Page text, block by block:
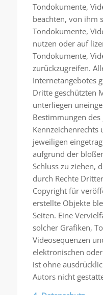
Tondokumente,
beachten, von ihm
Tondokumente,
nutzen oder auf
Tondokumente,
zurückzugreifen.
Internetangebotes
Dritte geschützten
unterliegen
Bestimmungen
Kennzeichenrechts
jeweiligen
aufgrund der
Schluss zu ziehen,
durch Rechte
Copyright für
erstellte Objekte
Seiten. Eine
solcher Grafiken,
Videosequenzen
elektronischen
ist ohne
Autors nicht